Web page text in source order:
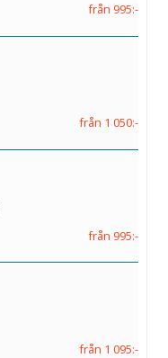
från 995:-
från 1 050:-
från 995:-
från 1 095:-